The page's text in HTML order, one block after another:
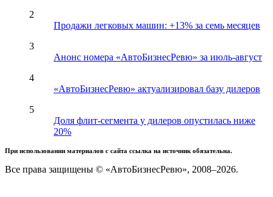
2
Продажи легковых машин: +13% за семь месяцев
3
Анонс номера «АвтоБизнесРевю» за июль-август
4
«АвтоБизнесРевю» актуализировал базу дилеров
5
Доля флит-сегмента у дилеров опустилась ниже
20%
При использовании материалов с сайта ссылка на источник обязательна.
Все права защищены © «АвтоБизнесРевю», 2008–2026.